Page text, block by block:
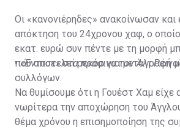
Οι «κανονιέρηδες» ανακοίνωσαν και
απόκτηση του 24χρονου χαφ, ο
εκατ. ευρώ συν πέντε με τη μορφή
που αποτελεί ρεκόρ για μεταγραφή
συλλόγων.
•«Έντυσε» στα πράσινα τον Άλι
Να θυμίσουμε ότι η Γουέστ Χαμ είχε
νωρίτερα την αποχώρηση του
θέμα χρόνου η επισημοποίηση της